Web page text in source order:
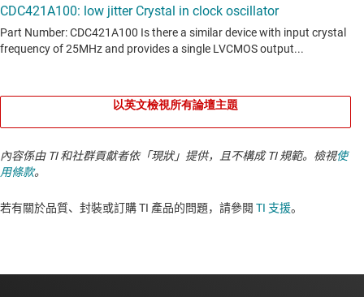
以英文檢視所有論壇主題
內容係由 TI 和社群貢獻者依「現狀」提供，且不構成 TI 規範。檢視使
用條款。
若有關於品質、封裝或訂購 TI 產品的問題，請參閱 TI 支援。​​​​​​​​​​​​​​